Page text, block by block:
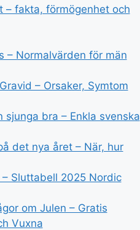
– fakta, förmögenhet och
– Normalvärden för män
– Orsaker, Symtom
sjunga bra – Enkla svenska
det nya året – När, hur
– Sluttabell 2025 Nordic
om Julen – Gratis
Vuxna